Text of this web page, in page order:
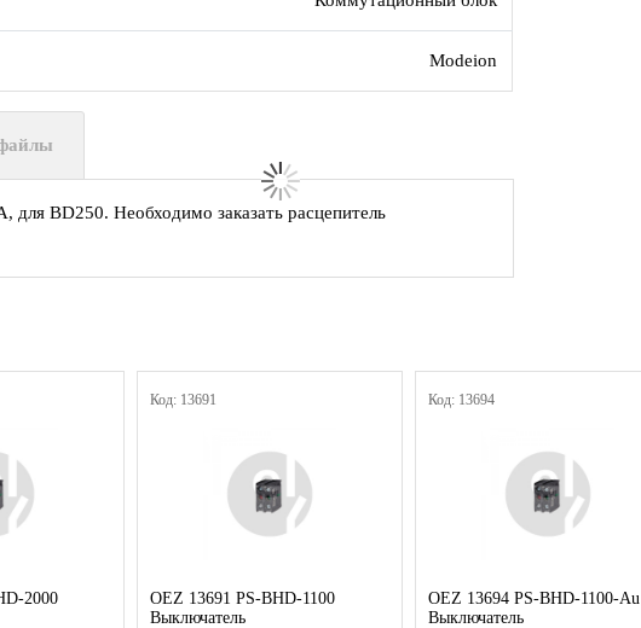
Modeion
BD250. Необходимо заказать расцепитель
2000
Код: 13691
OEZ 13691 PS-BHD-1100
Выключатель
Код: 13694
OEZ 13694 PS-BHD-1100-Au
Выключатель